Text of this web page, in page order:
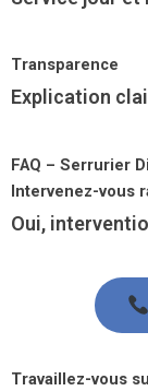
Transparence
Explication
FAQ – Serrurier
Intervenez-vous
Oui,
Travaillez-vous